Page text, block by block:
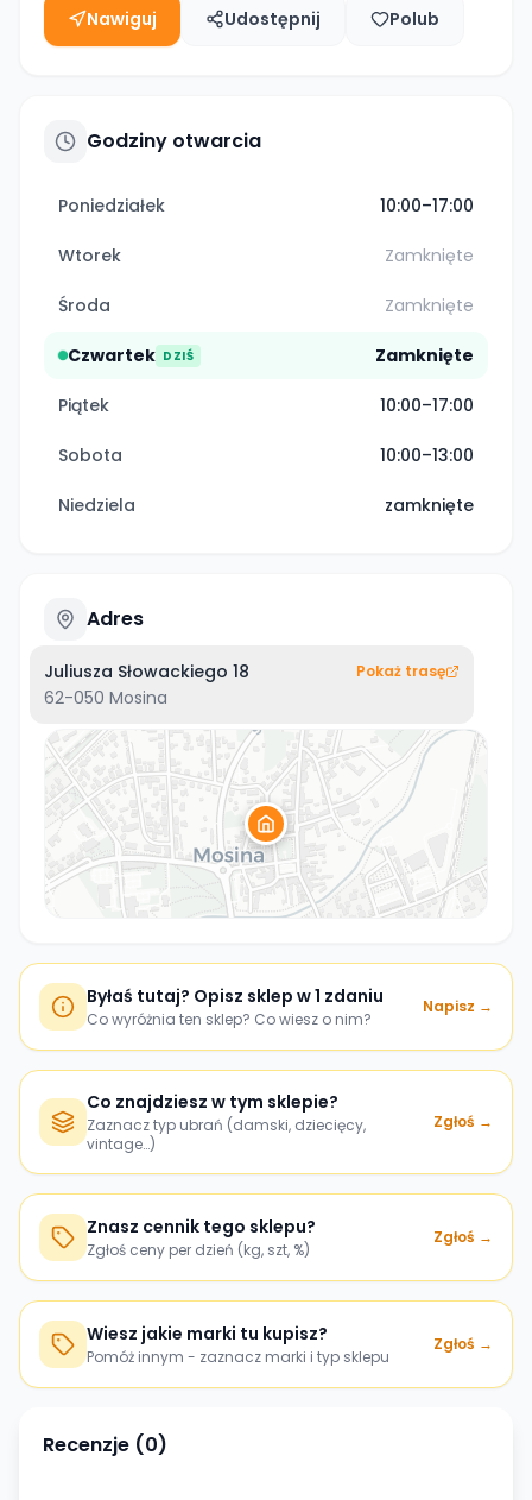
Nawiguj Udostępnij Polub
Godziny otwarcia
Poniedziałek 10:00–17:00
Wtorek Zamknięte
Środa Zamknięte
Czwartek DZIŚ Zamknięte
Piątek 10:00–17:00
Sobota 10:00–13:00
Niedziela zamknięte
Adres
Juliusza Słowackiego 18
62-050 Mosina
Pokaż trasę
Byłaś tutaj? Opisz sklep w 1 zdaniu
Co wyróżnia ten sklep? Co wiesz o nim?
Napisz →
Co znajdziesz w tym sklepie?
Zaznacz typ ubrań (damski, dziecięcy,
vintage…)
Zgłoś →
Znasz cennik tego sklepu?
Zgłoś ceny per dzień (kg, szt, %)
Zgłoś →
Wiesz jakie marki tu kupisz?
Pomóż innym - zaznacz marki i typ sklepu
Zgłoś →
Recenzje (0)